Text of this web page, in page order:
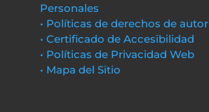
Personales
• Políticas de derechos de autor
• Certificado de Accesibilidad
• Políticas de Privacidad Web
• Mapa del Sitio